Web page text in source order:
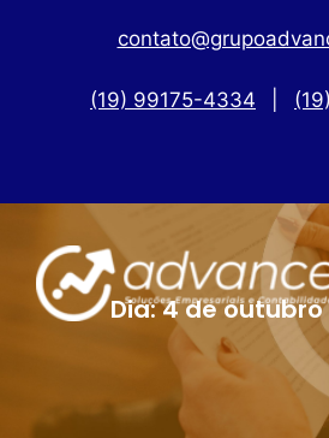
(19) 99175-4334
Dia:4 de outubro